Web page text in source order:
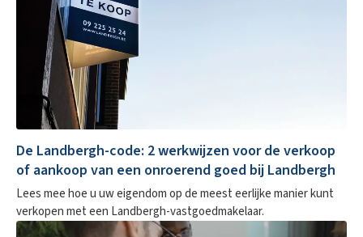
De Landbergh-code: 2 werkwijzen voor de verkoop
of aankoop van een onroerend goed bij Landbergh
Lees mee hoe u uw eigendom op de meest eerlijke manier kunt
verkopen met een Landbergh-vastgoedmakelaar.